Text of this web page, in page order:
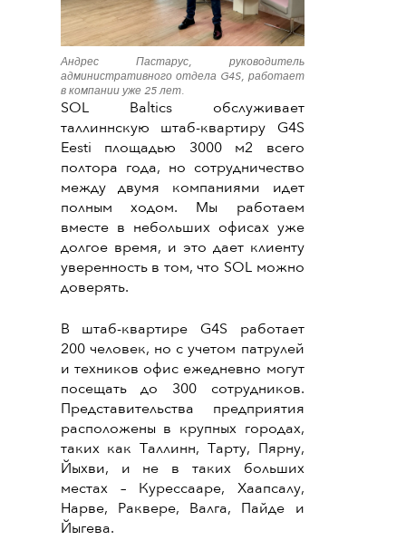
Андрес Пастарус, руководитель
административного отдела G4S, работает
в компании уже 25 лет.
SOL Baltics обслуживает
таллиннскую штаб-квартиру G4S
Eesti площадью 3000 м2 всего
полтора года, но сотрудничество
между двумя компаниями идет
полным ходом. Мы работаем
вместе в небольших офисах уже
долгое время, и это дает клиенту
уверенность в том, что SOL можно
доверять.
В штаб-квартире G4S работает
200 человек, но с учетом патрулей
и техников офис ежедневно могут
посещать до 300 сотрудников.
Представительства предприятия
расположены в крупных городах,
таких как Таллинн, Тарту, Пярну,
Йыхви, и не в таких больших
местах – Курессааре, Хаапсалу,
Нарве, Раквере, Валга, Пайде и
Йыгева.